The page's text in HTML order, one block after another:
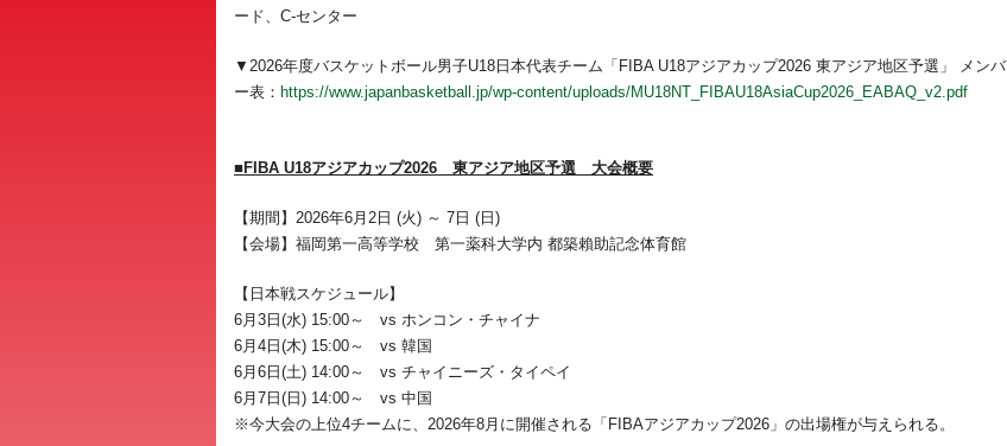
ード、C-センター
▼2026年度バスケットボール男子U18日本代表チーム「FIBA U18アジアカップ2026 東アジア地区予選」 メンバ
ー表： https://www.japanbasketball.jp/wp-content/uploads/MU18NT_FIBAU18AsiaCup2026_EABAQ_v2.pdf
■FIBA U18アジアカップ2026 東アジア地区予選 大会概要
【期間】2026年6月2日 (火) ～ 7日 (日)
【会場】福岡第一高等学校 第一薬科大学内 都築賴助記念体育館
【日本戦スケジュール】
6月3日(水) 15:00～ vs ホンコン・チャイナ
6月4日(木) 15:00～ vs 韓国
6月6日(土) 14:00～ vs チャイニーズ・タイペイ
6月7日(日) 14:00～ vs 中国
※今大会の上位4チームに、2026年8月に開催される「FIBAアジアカップ2026」の出場権が与えられる。